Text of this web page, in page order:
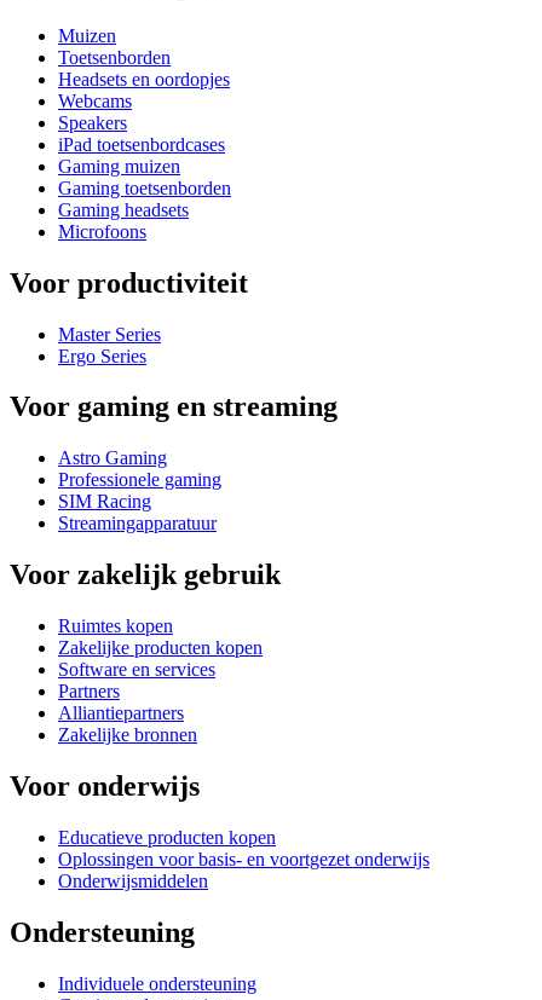
Muizen
Toetsenborden
Headsets en oordopjes
Webcams
Speakers
iPad toetsenbordcases
Gaming muizen
Gaming toetsenborden
Gaming headsets
Microfoons
Voor productiviteit
Master Series
Ergo Series
Voor gaming en streaming
Astro Gaming
Professionele gaming
SIM Racing
Streamingapparatuur
Voor zakelijk gebruik
Ruimtes kopen
Zakelijke producten kopen
Software en services
Partners
Alliantiepartners
Zakelijke bronnen
Voor onderwijs
Educatieve producten kopen
Oplossingen voor basis- en voortgezet onderwijs
Onderwijsmiddelen
Ondersteuning
Individuele ondersteuning